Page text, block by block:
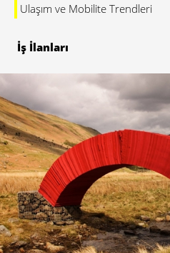
Ulaşım ve Mobilite Trendleri
İş İlanları